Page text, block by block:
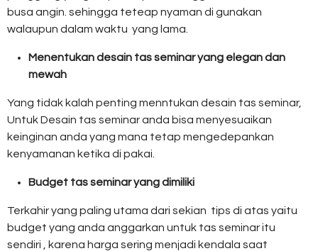
busa angin. sehingga teteap nyaman di gunakan
walaupun dalam waktu yang lama.
Menentukan desain tas seminar yang elegan dan
mewah
Yang tidak kalah penting menntukan desain tas seminar,
Untuk Desain tas seminar anda bisa menyesuaikan
keinginan anda yang mana tetap mengedepankan
kenyamanan ketika di pakai.
Budget tas seminar yang dimiliki
Terkahir yang paling utama dari sekian tips di atas yaitu
budget yang anda anggarkan untuk tas seminar itu
sendiri , karena harga sering menjadi kendala saat